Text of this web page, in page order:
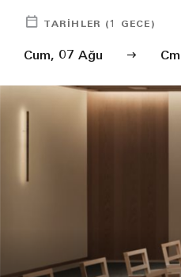
TARIHLER (1 GECE)
Cum, 07 Ağu